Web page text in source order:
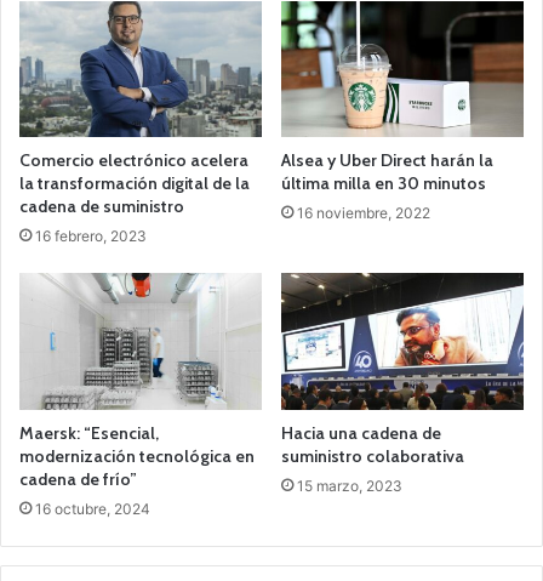
Comercio electrónico acelera
la transformación digital de la
cadena de suministro
16 febrero, 2023
Alsea y Uber Direct harán la
última milla en 30 minutos
16 noviembre, 2022
Maersk: “Esencial,
modernización tecnológica en
cadena de frío”
16 octubre, 2024
Hacia una cadena de
suministro colaborativa
15 marzo, 2023